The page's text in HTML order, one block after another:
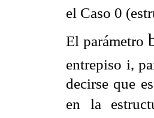
el Caso 0
El parámetro
entrepiso i,
decirse que es
en la